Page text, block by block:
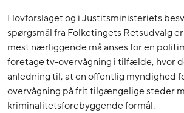
I lovforslaget og i Justitsministeriets
spørgsmål fra Folketingets Retsudvalg
mest nærliggende må anses for en
foretage tv-overvågning i tilfælde, hvor
anledning til, at en offentlig myndighed
overvågning på frit tilgængelige steder
kriminalitetsforebyggende formål.